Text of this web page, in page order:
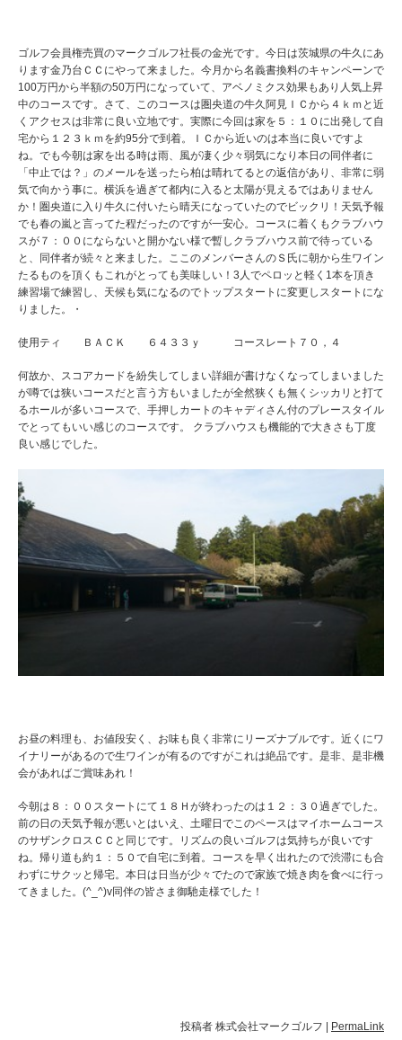
ゴルフ会員権売買のマークゴルフ社長の金光です。今日は茨城県の牛久にあ
ります金乃台ＣＣにやって来ました。今月から名義書換料のキャンペーンで
100万円から半額の50万円になっていて、アベノミクス効果もあり人気上昇
中のコースです。さて、このコースは圏央道の牛久阿見ＩＣから４ｋｍと近
くアクセスは非常に良い立地です。実際に今回は家を５：１０に出発して自
宅から１２３ｋｍを約95分で到着。ＩＣから近いのは本当に良いですよ
ね。でも今朝は家を出る時は雨、風が凄く少々弱気になり本日の同伴者に
「中止では？」のメールを送ったら柏は晴れてるとの返信があり、非常に弱
気で向かう事に。横浜を過ぎて都内に入ると太陽が見えるではありません
か！圏央道に入り牛久に付いたら晴天になっていたのでビックリ！天気予報
でも春の嵐と言ってた程だったのですが一安心。コースに着くもクラブハウ
スが７：００にならないと開かない様で暫しクラブハウス前で待っている
と、同伴者が続々と来ました。ここのメンバーさんのＳ氏に朝から生ワイン
たるものを頂くもこれがとっても美味しい！3人でペロッと軽く1本を頂き
練習場で練習し、天候も気になるのでトップスタートに変更しスタートにな
りました。・
使用ティ ＢＡＣＫ ６４３３ｙ コースレート７０，４
何故か、スコアカードを紛失してしまい詳細が書けなくなってしまいました
が噂では狭いコースだと言う方もいましたが全然狭くも無くシッカリと打て
るホールが多いコースで、手押しカートのキャディさん付のプレースタイル
でとってもいい感じのコースです。 クラブハウスも機能的で大きさも丁度
良い感じでした。
お昼の料理も、お値段安く、お味も良く非常にリーズナブルです。近くにワ
イナリーがあるので生ワインが有るのですがこれは絶品です。是非、是非機
会があればご賞味あれ！
今朝は８：００スタートにて１８Ｈが終わったのは１２：３０過ぎでした。
前の日の天気予報が悪いとはいえ、土曜日でこのペースはマイホームコース
のサザンクロスＣＣと同じです。リズムの良いゴルフは気持ちが良いです
ね。帰り道も約１：５０で自宅に到着。コースを早く出れたので渋滞にも合
わずにサクッと帰宅。本日は日当が少々でたので家族で焼き肉を食べに行っ
てきました。(^_^)v同伴の皆さま御馳走様でした！
投稿者 株式会社マークゴルフ | PermaLink